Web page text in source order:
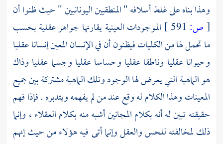
وهذا بناه على غلط أسلافه " المنطقييناليونانيين" حيث ظنوا أن
[ص:
الموجودات العينية يقارنها جواهر عقلية بحسب
ما تحمل لها من الكليات فيظنون أن في الإنسان المعين إنسانا عقليا
وحيوانا عقليا وناطقا عقليا وحساسا عقليا وجسما عقليا وذاك
هو الماهية التي يعرض لها الوجود وتلك الماهية مشتركة بين جميع
المعينات وهذا الكلام له وقع عند من لم يفهمه ويتدبره . فإذا فهم
حقيقته تبين له أنه بكلام المجانين أشبه منه بكلام العقلاء ، وإنما
ذلك لمخالفته للحس والعقل وإنما أتى فيه هؤلاء من حيث إنهم